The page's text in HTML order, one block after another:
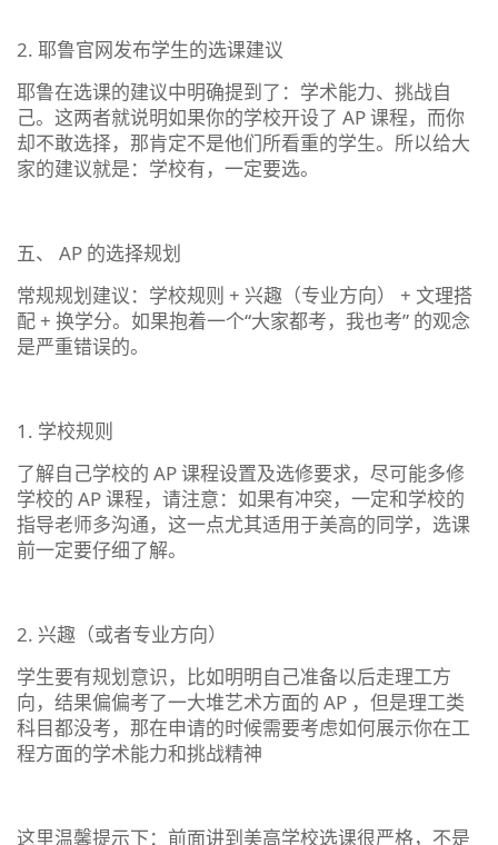
2. 耶鲁官网发布学生的选课建议
耶鲁在选课的建议中明确提到了：学术能力、挑战自
己。这两者就说明如果你的学校开设了 AP 课程，而你
却不敢选择，那肯定不是他们所看重的学生。所以给大
家的建议就是：学校有，一定要选。
五、 AP 的选择规划
常规规划建议：学校规则 + 兴趣（专业方向） + 文理搭
配 + 换学分。如果抱着一个“大家都考，我也考” 的观念
是严重错误的。
1. 学校规则
了解自己学校的 AP 课程设置及选修要求，尽可能多修
学校的 AP 课程，请注意：如果有冲突，一定和学校的
指导老师多沟通，这一点尤其适用于美高的同学，选课
前一定要仔细了解。
2. 兴趣（或者专业方向）
学生要有规划意识，比如明明自己准备以后走理工方
向，结果偏偏考了一大堆艺术方面的 AP ，但是理工类
科目都没考，那在申请的时候需要考虑如何展示你在工
程方面的学术能力和挑战精神
这里温馨提示下：前面讲到美高学校选课很严格，不是